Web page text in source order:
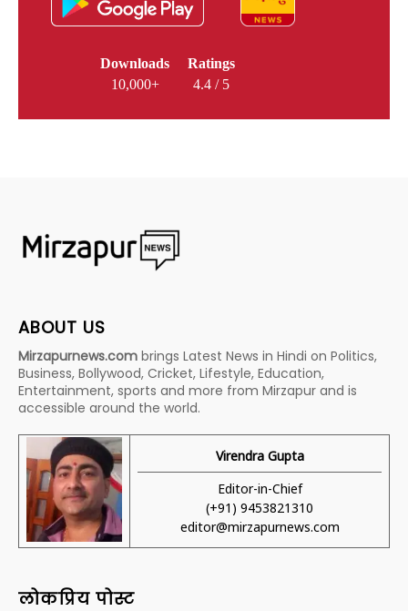
Downloads
10,000+
Ratings
4.4 / 5
ABOUT US
Mirzapurnews.com brings Latest News in Hindi on Politics,
Business, Bollywood, Cricket, Lifestyle, Education,
Entertainment, sports and more from Mirzapur and is
accessible around the world.
Virendra Gupta
Editor-in-Chief
(+91) 9453821310
editor@mirzapurnews.com
लोकप्रिय पोस्ट